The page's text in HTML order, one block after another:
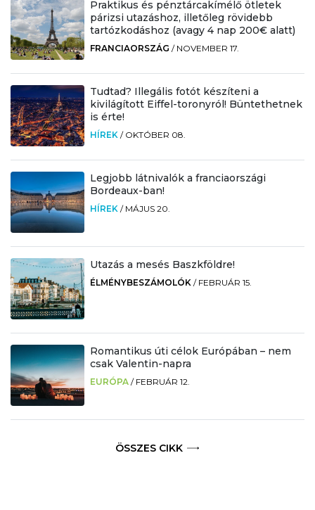
Praktikus és pénztárcakímélő ötletek
párizsi utazáshoz, illetőleg rövidebb
tartózkodáshoz (avagy 4 nap 200€ alatt)
FRANCIAORSZÁG / NOVEMBER 17.
Tudtad? Illegális fotót készíteni a
kivilágított Eiffel-toronyról! Büntethetnek
is érte!
HÍREK / OKTÓBER 08.
Legjobb látnivalók a franciaországi
Bordeaux-ban!
HÍREK / MÁJUS 20.
Utazás a mesés Baszkföldre!
ÉLMÉNYBESZÁMOLÓK / FEBRUÁR 15.
Romantikus úti célok Európában – nem
csak Valentin-napra
EURÓPA / FEBRUÁR 12.
ÖSSZES CIKK